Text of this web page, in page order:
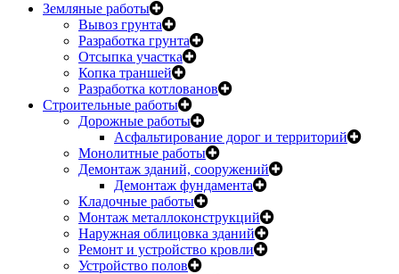
Земляные работы
Вывоз грунта
Разработка грунта
Отсыпка участка
Копка траншей
Разработка котлованов
Строительные работы
Дорожные работы
Асфальтирование дорог и территорий
Монолитные работы
Демонтаж зданий, сооружений
Демонтаж фундамента
Кладочные работы
Монтаж металлоконструкций
Наружная облицовка зданий
Ремонт и устройство кровли
Устройство полов